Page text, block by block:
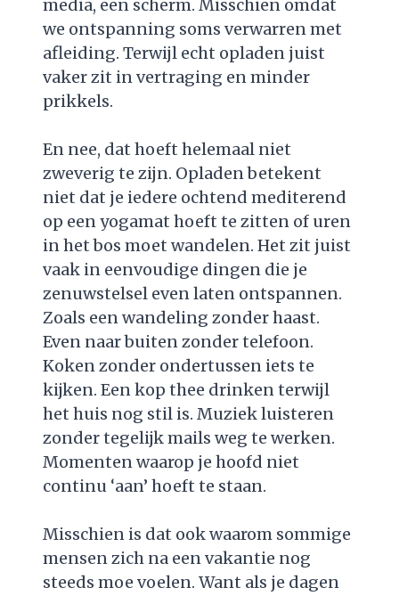
media, een scherm. Misschien omdat
we ontspanning soms verwarren met
afleiding. Terwijl echt opladen juist
vaker zit in vertraging en minder
prikkels.
En nee, dat hoeft helemaal niet
zweverig te zijn. Opladen betekent
niet dat je iedere ochtend mediterend
op een yogamat hoeft te zitten of uren
in het bos moet wandelen. Het zit juist
vaak in eenvoudige dingen die je
zenuwstelsel even laten ontspannen.
Zoals een wandeling zonder haast.
Even naar buiten zonder telefoon.
Koken zonder ondertussen iets te
kijken. Een kop thee drinken terwijl
het huis nog stil is. Muziek luisteren
zonder tegelijk mails weg te werken.
Momenten waarop je hoofd niet
continu ‘aan’ hoeft te staan.
Misschien is dat ook waarom sommige
mensen zich na een vakantie nog
steeds moe voelen. Want als je dagen